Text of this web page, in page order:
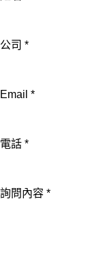
公司 *
公
電
Email *
電話 *
詢問內容 *